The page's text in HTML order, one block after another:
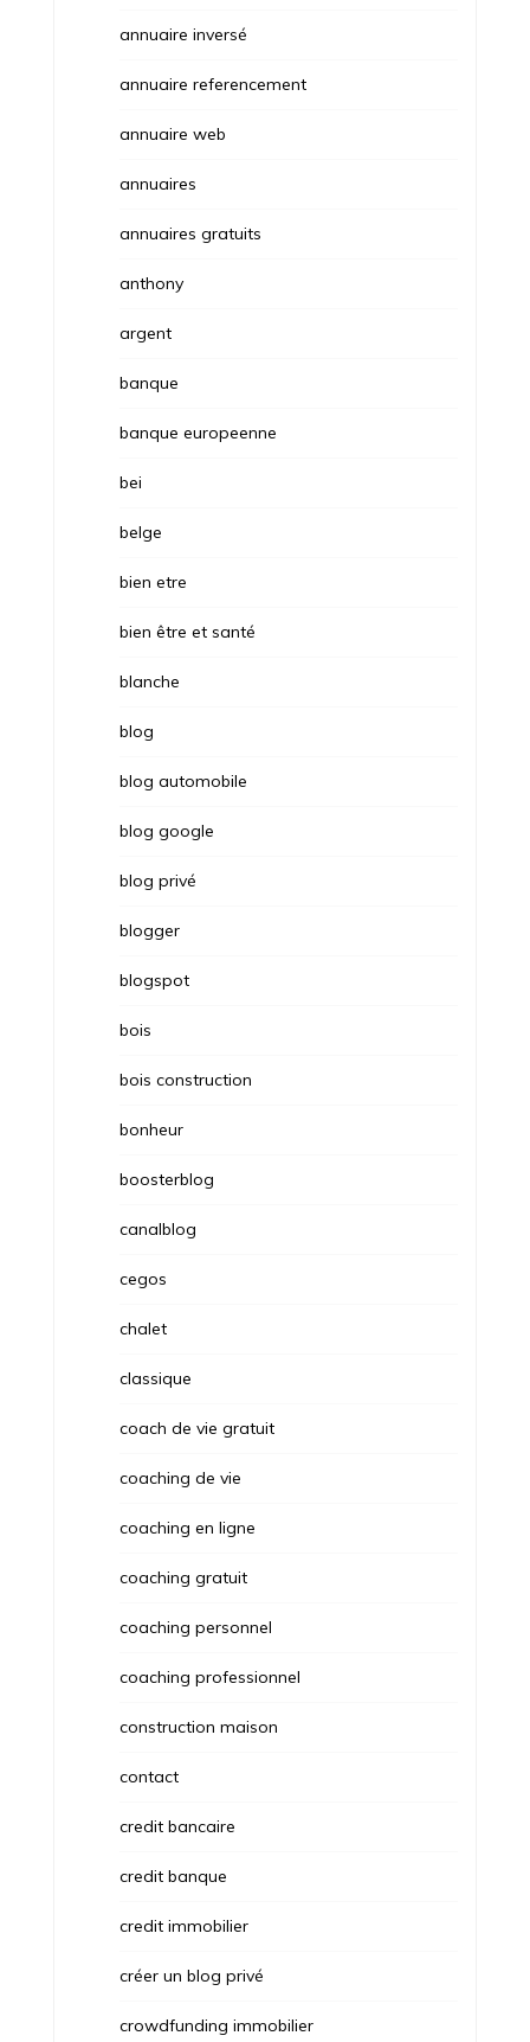
annuaire inversé
annuaire referencement
annuaire web
annuaires
annuaires gratuits
anthony
argent
banque
banque europeenne
bei
belge
bien etre
bien être et santé
blanche
blog
blog automobile
blog google
blog privé
blogger
blogspot
bois
bois construction
bonheur
boosterblog
canalblog
cegos
chalet
classique
coach de vie gratuit
coaching de vie
coaching en ligne
coaching gratuit
coaching personnel
coaching professionnel
construction maison
contact
credit bancaire
credit banque
credit immobilier
créer un blog privé
crowdfunding immobilier